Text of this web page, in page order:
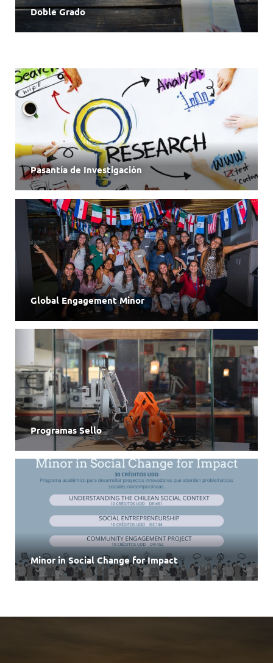
Doble Grado
Pasantía de Investigación
Global Engagement Minor
Programas Sello
Minor in Social Change for Impact